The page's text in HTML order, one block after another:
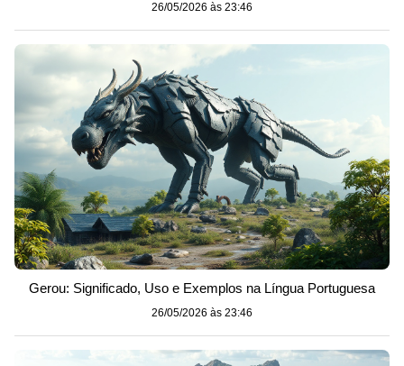
26/05/2026 às 23:46
Gerou: Significado, Uso e Exemplos na Língua Portuguesa
26/05/2026 às 23:46